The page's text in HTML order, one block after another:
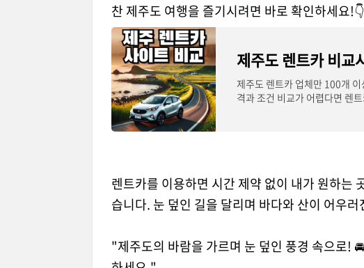
찬 제주도 여행을 즐기시려면 바로 확인하세요!👇
제주도 렌트카 비교
제주도 렌트카 업체만 100개
격과 조건 비교가 어렵다면 렌
렌트카를 이용하면 시간 제약 없이 내가 원하는
습니다. 눈 덮인 길을 달리며 바다와 산이 어우
"제주도의 바람을 가르며 눈 덮인 풍경 속으로!